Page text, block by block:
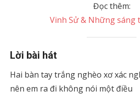
Đọc thêm:
Vinh Sử & Những sáng
Lời bài hát
Hai bàn tay trắng nghèo xơ xác
nên em ra đi không nói một điều